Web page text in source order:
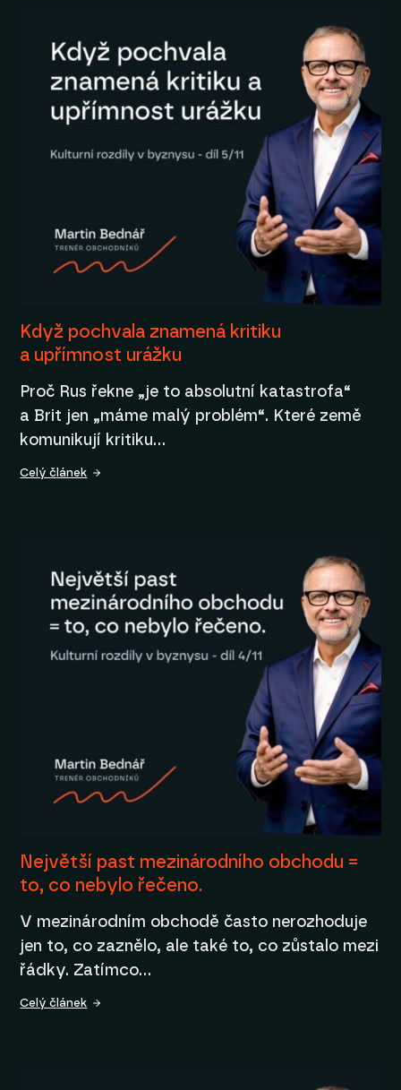
Když pochvala znamená kritiku
a upřímnost urážku
Proč Rus řekne „je to absolutní katastrofa“
a Brit jen „máme malý problém“. Které země
komunikují kritiku…
Celý článek
Největší past mezinárodního obchodu =
to, co nebylo řečeno.
V mezinárodním obchodě často nerozhoduje
jen to, co zaznělo, ale také to, co zůstalo mezi
řádky. Zatímco…
Celý článek